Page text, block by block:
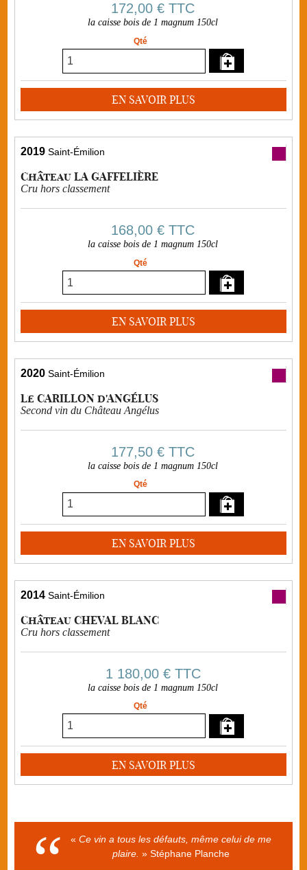
172,00 € TTC
la caisse bois de 1 magnum 150cl
Qté
EN SAVOIR PLUS
2019 Saint-Émilion
Château LA GAFFELIÈRE
Cru hors classement
168,00 € TTC
la caisse bois de 1 magnum 150cl
Qté
EN SAVOIR PLUS
2020 Saint-Émilion
Le CARILLON d'ANGÉLUS
Second vin du Château Angélus
177,50 € TTC
la caisse bois de 1 magnum 150cl
Qté
EN SAVOIR PLUS
2014 Saint-Émilion
Château CHEVAL BLANC
Cru hors classement
1 180,00 €TTC
la caisse bois de 1 magnum 150cl
Qté
EN SAVOIR PLUS
« Ce vin a tous les défauts, même celui de me
plaire. » Stéphane Planche